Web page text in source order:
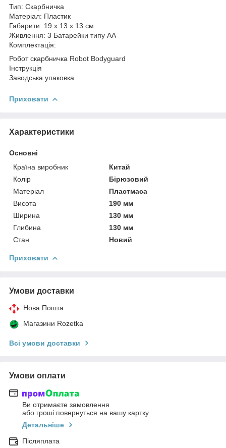
Тип: Скарбничка
Матеріал: Пластик
Габарити: 19 х 13 х 13 см.
Живлення: 3 Батарейки типу АА
Комплектація:
Робот скарбничка Robot Bodyguard
Інструкція
Заводська упаковка
Приховати
Характеристики
Основні
Країна виробник
Китай
Колір
Бірюзовий
Матеріал
Пластмаса
Висота
190 мм
Ширина
130 мм
Глибина
130 мм
Стан
Новий
Приховати
Умови доставки
Нова Пошта
Магазини Rozetka
Всі умови доставки
Умови оплати
Ви отримаєте замовлення
або гроші повернуться на вашу картку
Детальніше
Післяплата